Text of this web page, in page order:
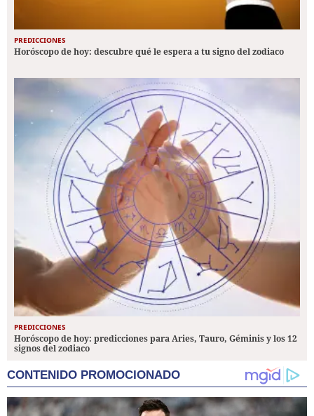
PREDICCIONES
Horóscopo de hoy: descubre qué le espera a tu signo del zodiaco
PREDICCIONES
Horóscopo de hoy: predicciones para Aries, Tauro, Géminis y los 12
signos del zodiaco
CONTENIDO PROMOCIONADO